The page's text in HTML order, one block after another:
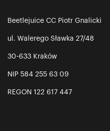
Beetlejuice CC Piotr Gnalicki
ul. Walerego Sławka 27/48
30-633 Kraków
NIP 584 255 63 09
REGON 122 617 447